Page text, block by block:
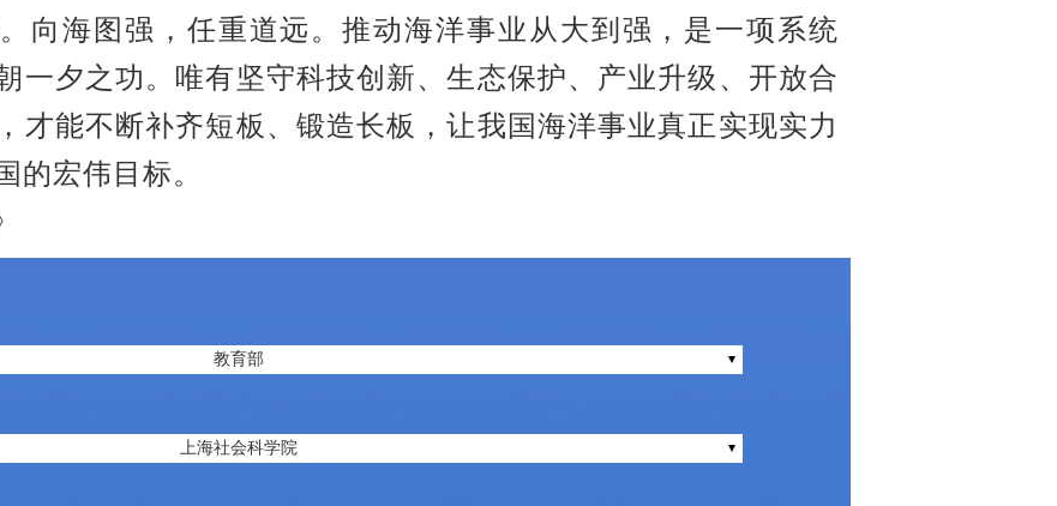
向海图强，任重道远。推动海洋事业从大到强，是一项系统
一夕之功。唯有坚守科技创新、生态保护、产业升级、开放合
才能不断补齐短板、锻造长板，让我国海洋事业真正实现实力
的宏伟目标。
教育部
上海社会科学院